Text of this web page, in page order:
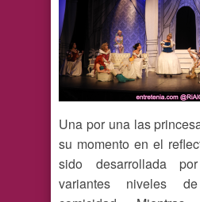
Una por una las
su momento en el
sido desarrollada
variantes niveles